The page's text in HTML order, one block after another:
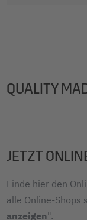
QUALITY
JETZT
Finde hier den
alle Online-Shops
anzeigen".